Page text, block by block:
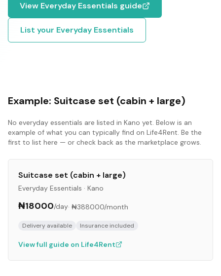
View Everyday Essentials guide
List your Everyday Essentials
Example: Suitcase set (cabin + large)
No everyday essentials are listed in Kano yet. Below is an
example of what you can typically find on Life4Rent. Be the
first to list here — or check back as the marketplace grows.
Suitcase set (cabin + large)
Everyday Essentials · Kano
₦18000/day· ₦388000/month
Delivery available Insurance included
View full guide on Life4Rent